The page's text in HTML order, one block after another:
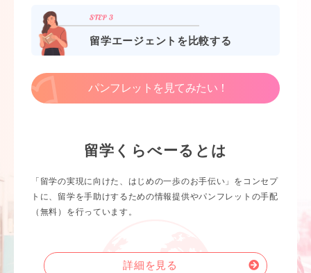
留学エージェントを比較する
パンフレットを見てみたい！
留学くらべーるとは
「留学の実現に向けた、はじめの一歩のお手伝い」をコンセプ
トに、留学を手助けするための情報提供やパンフレットの手配
（無料）を行っています。
詳細を見る